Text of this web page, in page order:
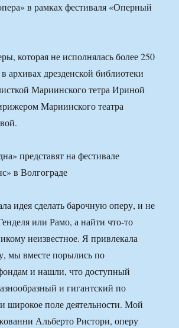
в рамках фестиваля «Оперный
которая не исполнялась более 250
архивах дрезденской библиотеки
Мариинского тетра Ириной
Мариинского театра
идея сделать барочную оперу, и не
или Рамо, а найти что-то
неизвестное. Я привлекала
мы вместе порылись по
и нашли, что доступный
и гигантский по
широкое поле деятельности. Мой
Альберто Ристори, оперу